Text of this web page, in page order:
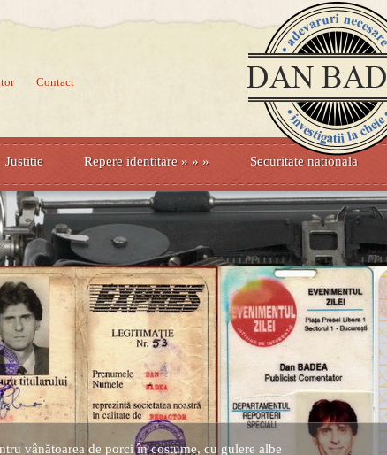
Contact
Justitie Repere identitare » » » Securitate nationala
vânătoarea de porci în costume, cu gulere albe
carte publicata (Nemira)
prima lucrare despre controversatele conturi secrete ale